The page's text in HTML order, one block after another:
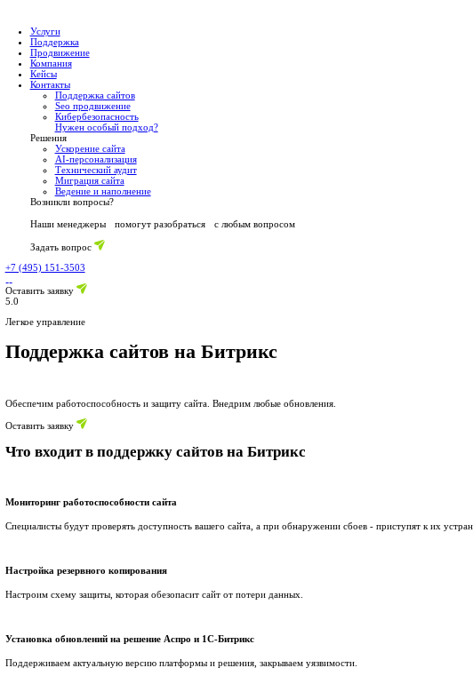
Услуги
Поддержка
Продвижение
Компания
Кейсы
Контакты
Поддержка сайтов
Seo продвижение
Кибербезопасность
Нужен особый подход?
Решения
Ускорение сайта
AI-персонализация
Технический аудит
Миграция сайта
Ведение и наполнение
Возникли вопросы?
Наши менеджеры помогут разобраться с любым вопросом
Задать вопрос
Оставить заявку
5.0
Легкое управление
Поддержка сайтов на Битрикс
Обеспечим работоспособность и защиту сайта. Внедрим любые обновления.
Что входит в поддержку сайтов на Битрикс